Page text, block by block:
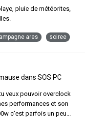
pluie de météorites,
ares soiree
dansSOS PC
veux pouvoir overclock
performances et son
c'est parfois un peu...